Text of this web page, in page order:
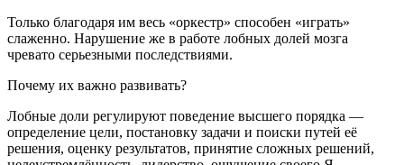
Только благодаря им весь «оркестр» способен «играть»
слаженно. Нарушение же в работе лобных долей мозга
чревато серьезными последствиями.
Почему их важно развивать?
Лобные доли регулируют поведение высшего порядка —
определение цели, постановку задачи и поиски путей её
решения, оценку результатов, принятие сложных решений,